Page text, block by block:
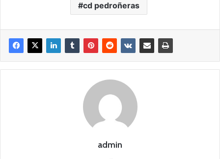
cd pedroñeras
admin